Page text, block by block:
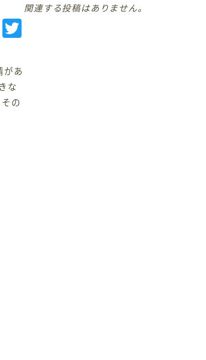
F
e
b
があ
な
の
関連する投稿はありません。